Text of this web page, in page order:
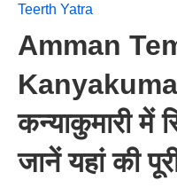
Teerth Yatra
Amman
कन्याकुमारी में
जानें यहां की